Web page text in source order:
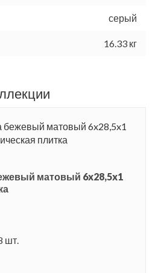
серый
16.33 кг
матовый 6x28,5x1
шт.